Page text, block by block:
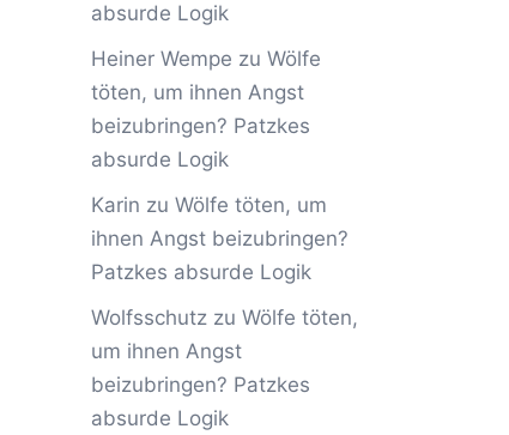
absurde Logik
Heiner Wempe zu Wölfe
töten, um ihnen Angst
beizubringen? Patzkes
absurde Logik
Karin zu Wölfe töten, um
ihnen Angst beizubringen?
Patzkes absurde Logik
Wolfsschutzzu Wölfe töten,
um ihnen Angst
beizubringen? Patzkes
absurde Logik